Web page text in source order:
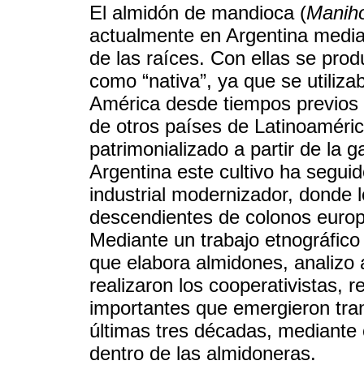
El almidón de mandioca (
actualmente en Argentina
de las raíces. Con ellas se
como “nativa”, ya que se
América desde tiempos
de otros países de
patrimonializado a partir de la
Argentina este cultivo ha
industrial modernizador, donde
descendientes de colonos
Mediante un trabajo
que elabora almidones,
realizaron los cooperativistas,
importantes que emergieron
últimas tres décadas,
dentro de las almidoneras.